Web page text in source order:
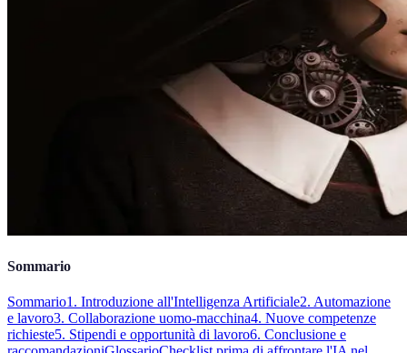
Sommario
Sommario1. Introduzione all'Intelligenza Artificiale2. Automazione
e lavoro3. Collaborazione uomo-macchina4. Nuove competenze
richieste5. Stipendi e opportunità di lavoro6. Conclusione e